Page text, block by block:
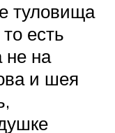
туловища
есть
не на
и шея